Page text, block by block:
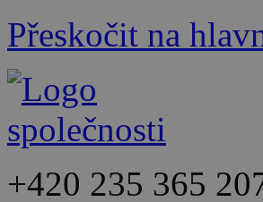
Přeskočit na
+420 235 365